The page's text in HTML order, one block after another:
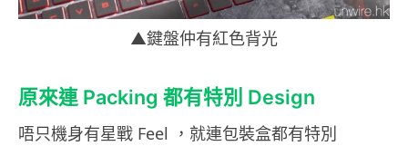
▲鍵盤仲有紅色背光
原來連 Packing 都有特別 Design
唔只機身有星戰 Feel ，就連包裝盒都有特別